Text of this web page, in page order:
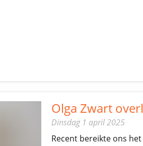
Olga Zwart
Dinsdag 1 april 2025
Recent bereikte ons